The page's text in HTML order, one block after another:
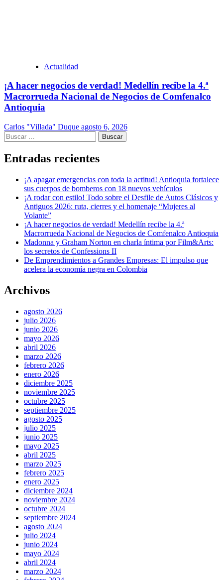
Actualidad
¡A hacer negocios de verdad! Medellín recibe la 4.ª
Macrorrueda Nacional de Negocios de Comfenalco
Antioquia
Carlos "Villada" Duque agosto 6, 2026
Buscar:
Entradas recientes
¡A apagar emergencias con toda la actitud! Antioquia fortalece
sus cuerpos de bomberos con 18 nuevos vehículos
¡A rodar con estilo! Todo sobre el Desfile de Autos Clásicos y
Antiguos 2026: ruta, cierres y el homenaje “Mujeres al
Volante”
¡A hacer negocios de verdad! Medellín recibe la 4.ª
Macrorrueda Nacional de Negocios de Comfenalco Antioquia
Madonna y Graham Norton en charla íntima por Film&Arts:
los secretos de Confessions II
De Emprendimientos a Grandes Empresas: El impulso que
acelera la economía negra en Colombia
Archivos
agosto 2026
julio 2026
junio 2026
mayo 2026
abril 2026
marzo 2026
febrero 2026
enero 2026
diciembre 2025
noviembre 2025
octubre 2025
septiembre 2025
agosto 2025
julio 2025
junio 2025
mayo 2025
abril 2025
marzo 2025
febrero 2025
enero 2025
diciembre 2024
noviembre 2024
octubre 2024
septiembre 2024
agosto 2024
julio 2024
junio 2024
mayo 2024
abril 2024
marzo 2024